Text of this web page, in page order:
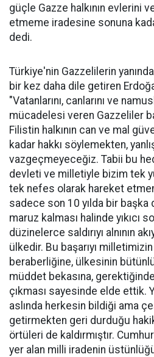
güçle Gazze halkının evlerini
etmeme iradesine sonuna
dedi.
Türkiye'nin Gazzelilerin
bir kez daha dile getiren
"Vatanlarını, canlarını ve
mücadelesi veren Gazzeliler
Filistin halkının can ve mal
kadar hakkı söylemekten,
vazgeçmeyeceğiz. Tabii bu
devleti ve milletiyle bizim tek
tek nefes olarak hareket
sadece son 10 yılda bir
maruz kalması halinde yıkıcı
düzinelerce saldırıyı alnının
ülkedir. Bu başarıyı
beraberliğine, ülkesinin
müddet bekasına,
çıkması sayesinde elde ettik.
aslında herkesin bildiği ama
getirmekten geri durduğu
örtüleri de kaldırmıştır.
yer alan milli iradenin